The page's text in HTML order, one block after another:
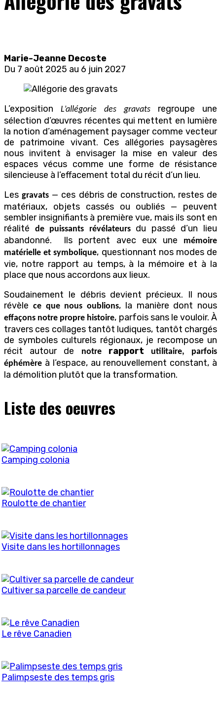
Marie-Jeanne Decoste
Du 7 août 2025 au 6 juin 2027
L’exposition L’allégorie des gravats regroupe une
sélection d’œuvres récentes qui mettent en lumière
la notion d’aménagement paysager comme vecteur
de patrimoine vivant. Ces allégories paysagères
nous invitent à envisager la mise en valeur des
espaces vécus comme une forme de résistance
silencieuse à l’effacement total du récit d’un lieu.
Lesgravats — ces débris de construction, restes de
matériaux, objets cassés ou oubliés — peuvent
sembler insignifiants à première vue, mais ils sont en
réalité
de puissants révélateursdu passé d’un lieu
abandonné.
Ils portent avec eux une
mémoire
matérielle et symbolique, questionnant nos modes de
vie, notre rapport au temps, à la mémoire et à la
place que nous accordons aux lieux.
Soudainement le débris devient précieux. Il nous
révèle ce que nous oublions, la manière dont nous
effaçons notre propre histoire, parfois sans le vouloir. À
travers ces collages tantôt ludiques, tantôt chargés
de symboles culturels régionaux, je recompose un
récit autour de
notre rapport
utilitaire, parfois
éphémère à l’espace, au renouvellement constant, à
la démolition plutôt que la transformation.
Liste des oeuvres
Camping colonia
Roulotte de chantier
Visite dans les hortillonnages
Cultiver sa parcelle de candeur
Le rêve Canadien
Palimpseste des temps gris